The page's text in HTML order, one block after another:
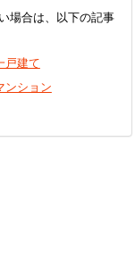
場合は、以下の記事
戸建て
ンション